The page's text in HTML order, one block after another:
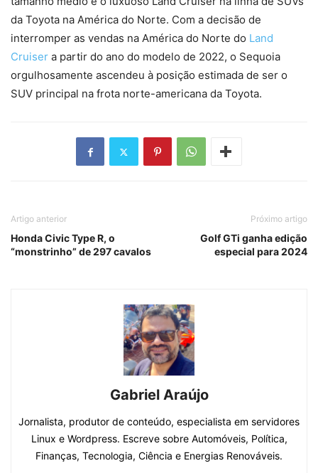
da Toyota na América do Norte. Com a decisão de
interromper as vendas na América do Norte do Land
Cruiser a partir do ano do modelo de 2022, o Sequoia
orgulhosamente ascendeu à posição estimada de ser o
SUV principal na frota norte-americana da Toyota.
Artigo anterior
Honda Civic Type R, o
“monstrinho” de 297 cavalos
Próximo artigo
Golf GTi ganha edição
especial para 2024
Gabriel Araújo
Jornalista, produtor de conteúdo, especialista em servidores
Linux e Wordpress. Escreve sobre Automóveis, Política,
Finanças, Tecnologia, Ciência e Energias Renováveis.